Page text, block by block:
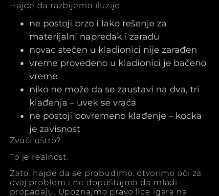
Hajde da razbijemo iluzije:
ne postoji brzo i lako rešenje za
materijalni napredak i zaradu
novac stečen u kladionici nije zarađen
vreme provedeno u kladionici je bačeno
vreme
niko ne može da se zaustavi na dva, tri
klađenja – uvek se vraća
ne postoji povremeno klađenje – kocka
je zavisnost
Zvuči oštro?
To je realnost.
Zato, hajde da se probudimo: otvorimo oči za
ovaj problem i ne dopuštajmo da mladi
propadaju. Upoznajmo pravo lice igara na